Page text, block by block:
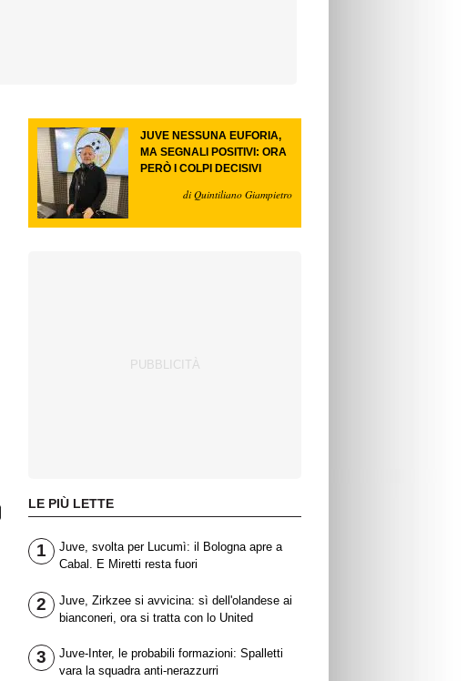
JUVE NESSUNA EUFORIA,
MA SEGNALI POSITIVI: ORA
PERÒ I COLPI DECISIVI
di Quintiliano Giampietro
LE PIÙ LETTE
1
Juve, svolta per Lucumì: il Bologna apre a
Cabal. E Miretti resta fuori
2
Juve, Zirkzee si avvicina: sì dell'olandese ai
bianconeri, ora si tratta con lo United
3
Juve-Inter, le probabili formazioni: Spalletti
vara la squadra anti-nerazzurri